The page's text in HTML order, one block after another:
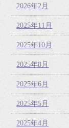
2026年2月
2025年11月
2025年10月
2025年8月
2025年6月
2025年5月
2025年4月